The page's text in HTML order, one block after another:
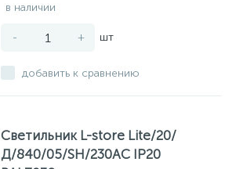
в наличии
- + шт
добавить к сравнению
Светильник L-store Lite/20/
Д/840/05/SH/230AC IP20